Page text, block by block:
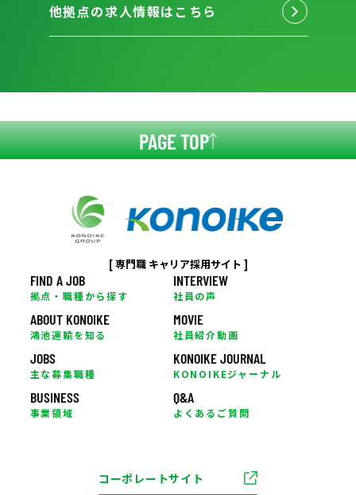
他拠点の求人情報はこちら
PAGE TOP
[ 専門職 キャリア採用サイト ]
コーポレートサイト
FIND A JOB
拠点・職種から探す
ABOUT KONOIKE
鴻池運輸を知る
JOBS
主な募集職種
BUSINESS
事業領域
INTERVIEW
社員の声
MOVIE
社員紹介動画
KONOIKE JOURNAL
KONOIKEジャーナル
Q&A
よくあるご質問